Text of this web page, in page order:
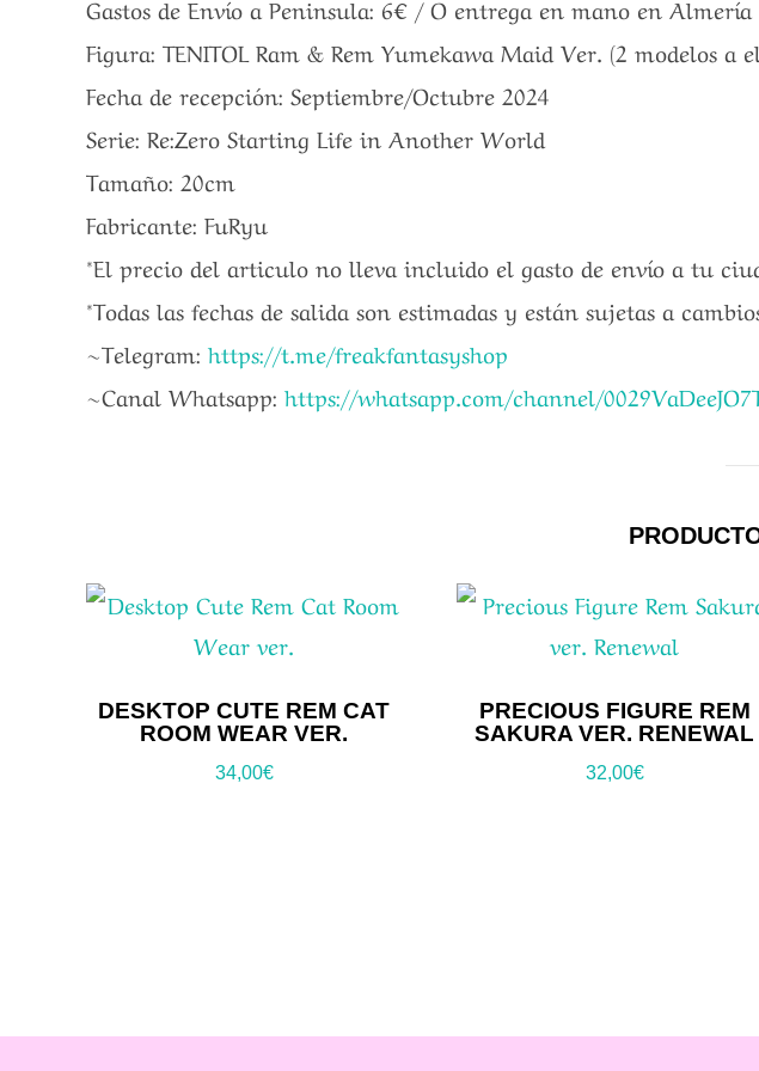
Gastos de Envío a Peninsula: 6€ / O entrega en mano en
Figura: TENITOL Ram & Rem Yumekawa Maid Ver. (2 modelos a
Fecha de recepción: Septiembre/Octubre 2024
Serie: Re:Zero Starting Life in Another World
Tamaño: 20cm
Fabricante: FuRyu
*El precio del articulo no lleva incluido el gasto de envío a tu
*Todas las fechas de salida son estimadas y están sujetas a
~Telegram: https://t.me/freakfantasyshop
~Canal Whatsapp: https://whatsapp.com/channel/
DESKTOP CUTE REM CAT
ROOM WEAR VER.
34,00€
PRECIOUS FIGURE REM
SAKURA VER. RENEWAL
32,00€